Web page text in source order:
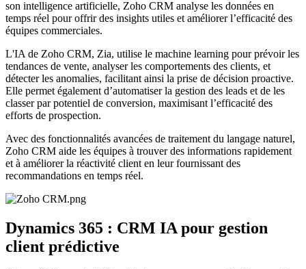
son intelligence artificielle, Zoho CRM analyse les données en
temps réel pour offrir des insights utiles et améliorer l’efficacité des
équipes commerciales.
L'IA de Zoho CRM, Zia, utilise le machine learning pour prévoir les
tendances de vente, analyser les comportements des clients, et
détecter les anomalies, facilitant ainsi la prise de décision proactive.
Elle permet également d’automatiser la gestion des leads et de les
classer par potentiel de conversion, maximisant l’efficacité des
efforts de prospection.
Avec des fonctionnalités avancées de traitement du langage naturel,
Zoho CRM aide les équipes à trouver des informations rapidement
et à améliorer la réactivité client en leur fournissant des
recommandations en temps réel.
Dynamics 365 : CRM IA pour gestion
client prédictive